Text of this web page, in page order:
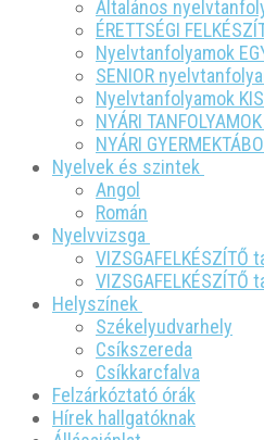
Általános
ÉRETTSÉGI
Nyelvtanfolyamok
SENIOR
Nyelvtanfolyamok
NYÁRI
NYÁRI
Nyelvek és szintek
Angol
Román
Nyelvvizsga
Helyszínek
Székelyudvarhely
Csíkszereda
Csíkkarcfalva
Felzárkóztató órák
Hírek hallgatóknak